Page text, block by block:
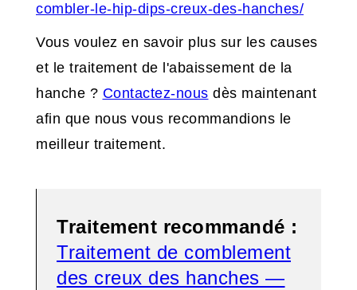
combler-le-hip-dips-creux-des-hanches/
Vous voulez en savoir plus sur les causes
et le traitement de l'abaissement de la
hanche ? Contactez-nous dès maintenant
afin que nous vous recommandions le
meilleur traitement.
Traitement recommandé :
Traitement de comblement
des creux des hanches —